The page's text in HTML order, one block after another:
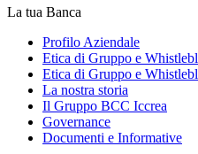
La tua Banca
Profilo Aziendale
Etica di Gruppo e
Etica di Gruppo e
La nostra storia
Il Gruppo BCC Iccrea
Governance
Documenti e Informative